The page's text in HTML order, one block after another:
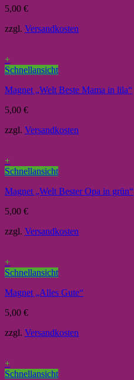
5,00 €
zzgl. Versandkosten
+
Schnellansicht
Magnet „Welt Beste Mama in lila“
5,00 €
zzgl. Versandkosten
+
Schnellansicht
Magnet „Welt Bester Opa in grün“
5,00 €
zzgl. Versandkosten
+
Schnellansicht
Magnet „Alles Gute“
5,00 €
zzgl. Versandkosten
+
Schnellansicht